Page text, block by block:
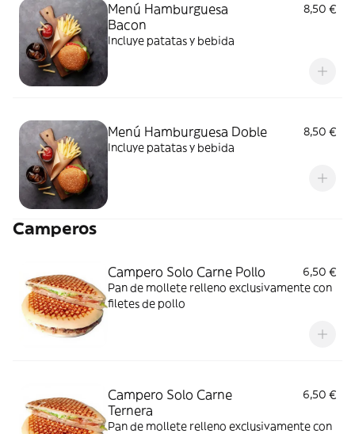
Menú Hamburguesa
Bacon
8,50 €
Incluye patatas y bebida
Menú Hamburguesa Doble
8,50 €
Incluye patatas y bebida
Camperos
Campero Solo Carne Pollo
6,50 €
Pan de mollete relleno exclusivamente con
filetes de pollo
Campero Solo Carne
Ternera
6,50 €
Pan de mollete relleno exclusivamente con